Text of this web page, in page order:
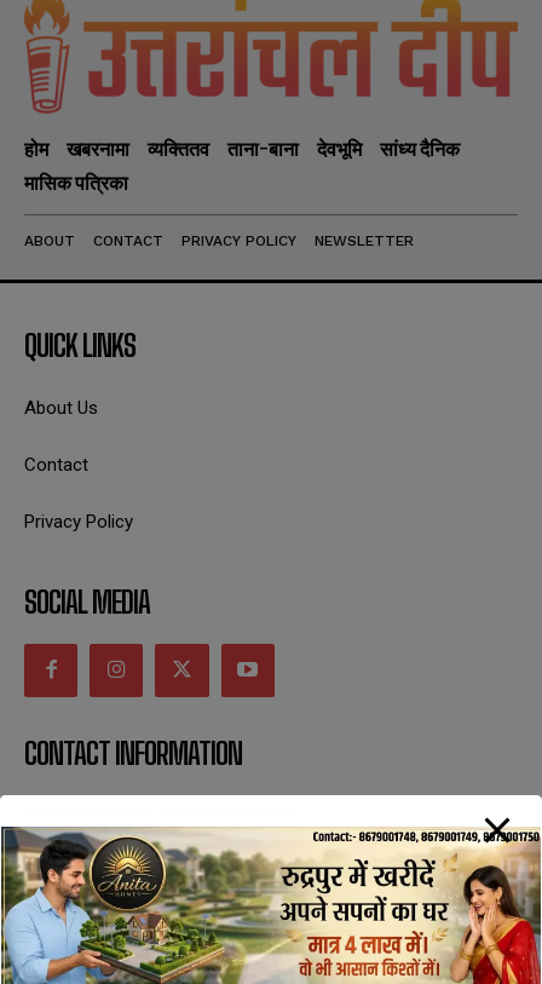
होम खबरनामा व्यक्तितव ताना-बाना देवभूमि
सांध्य दैनिक
मासिक पत्रिका
ABOUT CONTACT PRIVACY POLICY NEWSLETTER
QUICK LINKS
About Us
Contact
Privacy Policy
SOCIAL MEDIA
CONTACT INFORMATION
SUBSCRIBE NOW